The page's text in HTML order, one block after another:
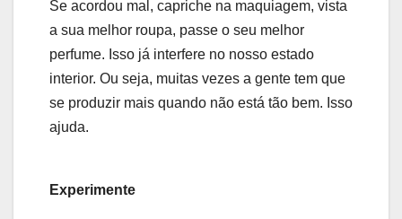
Se acordou mal, capriche na maquiagem, vista
a sua melhor roupa, passe o seu melhor
perfume. Isso já interfere no nosso estado
interior. Ou seja, muitas vezes a gente tem que
se produzir mais quando não está tão bem. Isso
ajuda.
Experimente